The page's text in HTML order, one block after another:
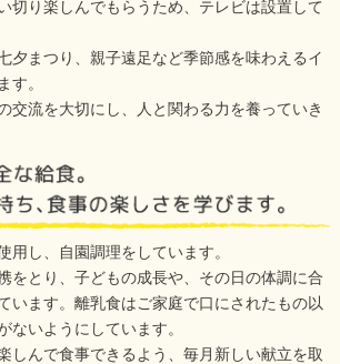
切り楽しんでもらうため、テレビは設置して
夕まつり、親子遠足など季節感を味わえるイ
す。
交流を大切にし、人と関わる力を養っていき
用し、自園調理をしています。
をとり、子どもの成長や、その日の体調に合
います。離乳食はご家庭で口にされたもの以
ないようにしています。
しんで食事できるよう、毎月新しい献立を取